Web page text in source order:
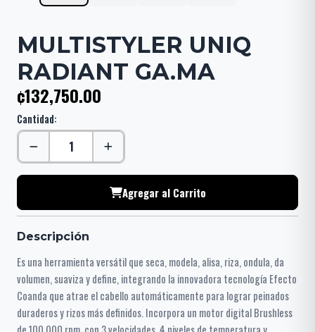
MULTISTYLER UNIQ
RADIANT GA.MA
¢132,750.00
Cantidad:
Agregar al Carrito
Descripción
Es una herramienta versátil que seca, modela, alisa, riza, ondula, da
volumen, suaviza y define, integrando la innovadora tecnología Efecto
Coanda que atrae el cabello automáticamente para lograr peinados
duraderos y rizos más definidos. Incorpora un motor digital Brushless